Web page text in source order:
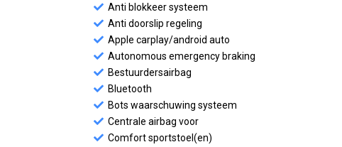
Anti blokkeer systeem
Anti doorslip regeling
Apple carplay/android auto
Autonomous emergency braking
Bestuurdersairbag
Bluetooth
Bots waarschuwing systeem
Centrale airbag voor
Comfort sportstoel(en)